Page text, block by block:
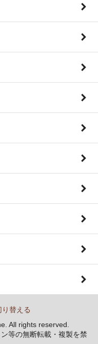
り替える
All rights reserved.
等の無断転載・複製を禁